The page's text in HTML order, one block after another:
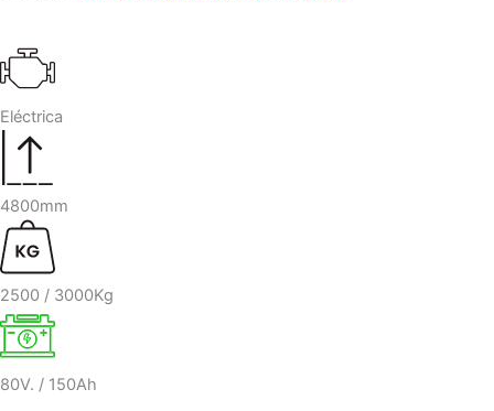
Eléctrica
4800mm
2500 / 3000Kg
80V. / 150Ah